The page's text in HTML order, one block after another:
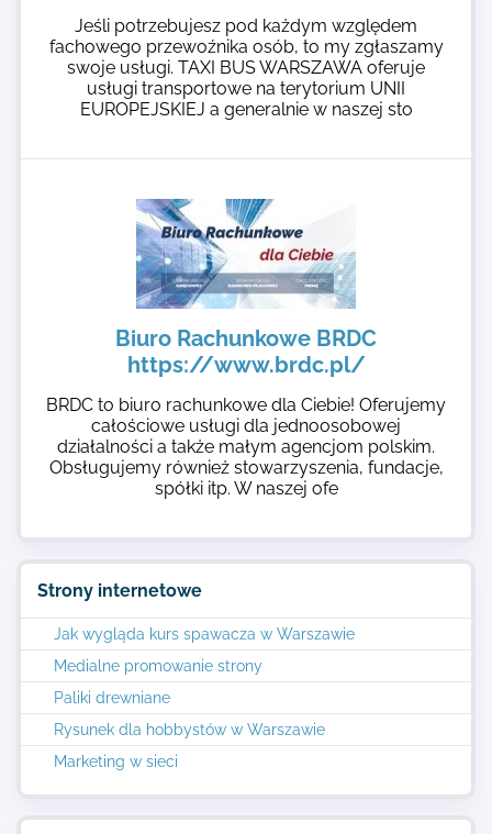
Strony internetowe
Jak wygląda kurs spawacza w Warszawie
Medialne promowanie strony
Paliki drewniane
Rysunek dla hobbystów w Warszawie
Marketing w sieci
Jeśli potrzebujesz pod każdym względem
fachowego przewoźnika osób, to my zgłaszamy
swoje usługi. TAXI BUS WARSZAWA oferuje
usługi transportowe na terytorium UNII
EUROPEJSKIEJ a generalnie w naszej sto
Biuro Rachunkowe BRDC
https://www.brdc.pl/
BRDC to biuro rachunkowe dla Ciebie! Oferujemy
całościowe usługi dla jednoosobowej
działalności a także małym agencjom polskim.
Obsługujemy również stowarzyszenia, fundacje,
spółki itp. W naszej ofe